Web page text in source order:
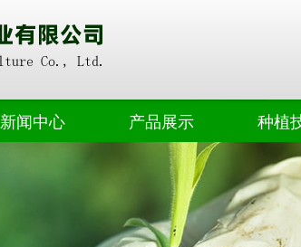
新闻中心 产品展示 种植